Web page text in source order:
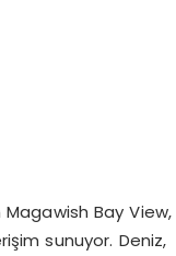
Bay View,
sunuyor. Deniz,